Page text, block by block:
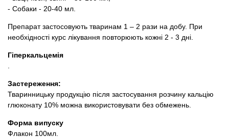
- Собаки - 20-40 мл.
Препарат застосовують тваринам 1 – 2 рази на добу. При
необхідності курс лікування повторюють кожні 2 - 3 дні.
Гіперкальцемія
Застереження:
Тваринницьку продукцію після застосування розчину кальцію
глюконату 10% можна використовувати без обмежень.
Форма випуску
Флакон 100мл.